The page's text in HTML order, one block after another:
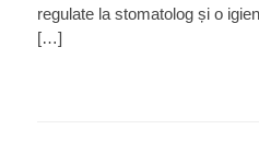
regulate la stomatolog și o
[…]